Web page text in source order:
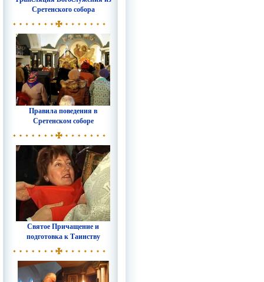
Сретенского собора
Правила поведения в
Сретенском соборе
Святое Причащение и
подготовка к Таинству